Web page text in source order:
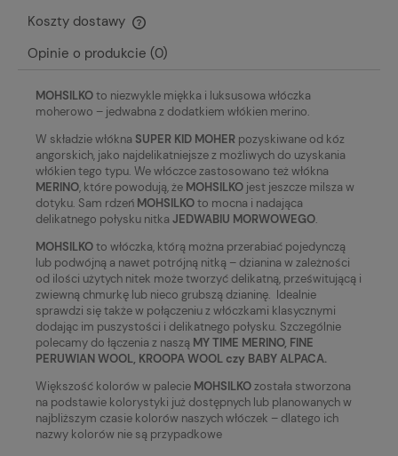
Koszty dostawy
Cena nie zawiera ewentualnych kosztów płatności
Opinie o produkcie (0)
MOHSILKOto niezwykle miękka i luksusowa włóczka
moherowo – jedwabna z dodatkiem włókien merino.
W składzie włókna SUPER KID MOHER pozyskiwane od kóz
angorskich, jako najdelikatniejsze z możliwych do uzyskania
włókien tego typu. We włóczce zastosowano też włókna
MERINO, które powodują, że MOHSILKO jest jeszcze milsza w
dotyku. Sam rdzeń MOHSILKOto mocna i nadająca
delikatnego połysku nitka JEDWABIU MORWOWEGO.
MOHSILKOto włóczka, którą można przerabiać pojedynczą
lub podwójną a nawet potrójną nitką – dzianina w zależności
od ilości użytych nitek może tworzyć delikatną, prześwitującą i
zwiewną chmurkę lub nieco grubszą dzianinę. Idealnie
sprawdzi się także w połączeniu z włóczkami klasycznymi
dodając im puszystości i delikatnego połysku. Szczególnie
polecamy do łączenia z naszą MY TIME MERINO, FINE
PERUWIAN WOOL, KROOPA WOOL czy BABY ALPACA.
Większość kolorów w palecie MOHSILKOzostała stworzona
na podstawie kolorystyki już dostępnych lub planowanych w
najbliższym czasie kolorów naszych włóczek – dlatego ich
nazwy kolorów nie są przypadkowe